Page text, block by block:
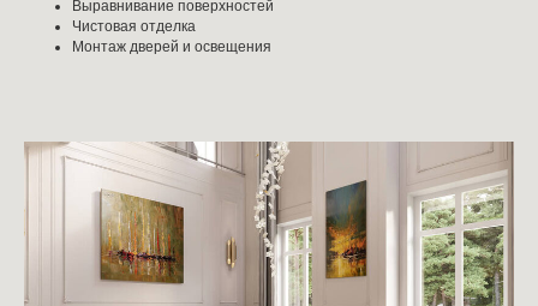
Выравнивание поверхностей
Чистовая отделка
Монтаж дверей и освещения